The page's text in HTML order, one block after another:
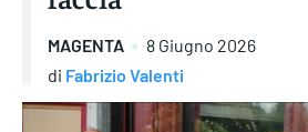
MAGENTA
8 Giugno 2026
di Fabrizio Valenti